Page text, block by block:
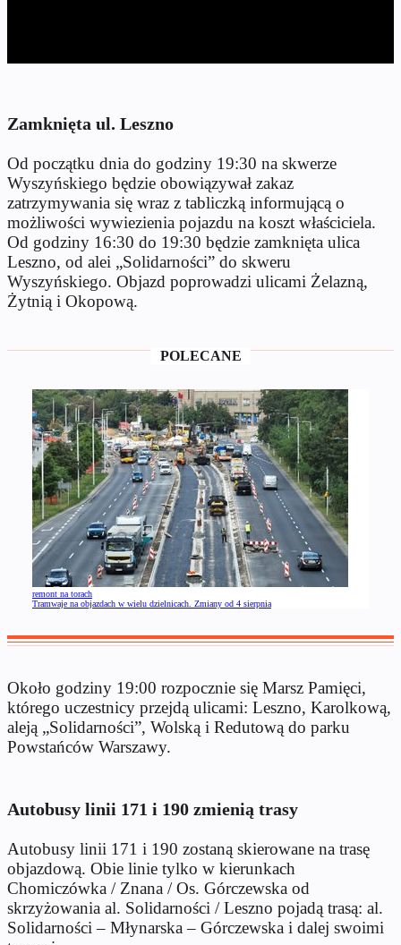
Zamknięta ul. Leszno
Od początku dnia do godziny 19:30 na skwerze
Wyszyńskiego będzie obowiązywał zakaz
zatrzymywania się wraz z tabliczką informującą o
możliwości wywiezienia pojazdu na koszt właściciela.
Od godziny 16:30 do 19:30 będzie zamknięta ulica
Leszno, od alei „Solidarności” do skweru
Wyszyńskiego. Objazd poprowadzi ulicami Żelazną,
Żytnią i Okopową.
POLECANE
remont na torach
Tramwaje na objazdach w wielu dzielnicach. Zmiany od 4 sierpnia
Około godziny 19:00 rozpocznie się Marsz Pamięci,
którego uczestnicy przejdą ulicami: Leszno, Karolkową,
aleją „Solidarności”, Wolską i Redutową do parku
Powstańców Warszawy.
Autobusy linii 171 i 190 zmienią trasy
Autobusy linii 171 i 190 zostaną skierowane na trasę
objazdową. Obie linie tylko w kierunkach
Chomiczówka / Znana / Os. Górczewska od
skrzyżowania al. Solidarności / Leszno pojadą trasą: al.
Solidarności – Młynarska – Górczewska i dalej swoimi